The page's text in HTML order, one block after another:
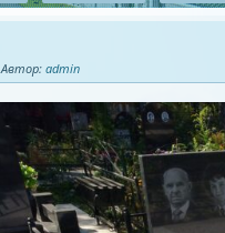
Автор: admin